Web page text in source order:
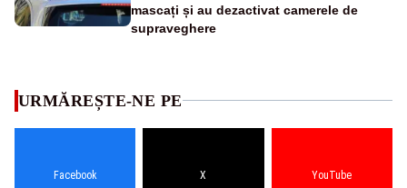
mascați și au dezactivat camerele de
supraveghere
URMĂREȘTE-NE PE
Facebook X YouTube